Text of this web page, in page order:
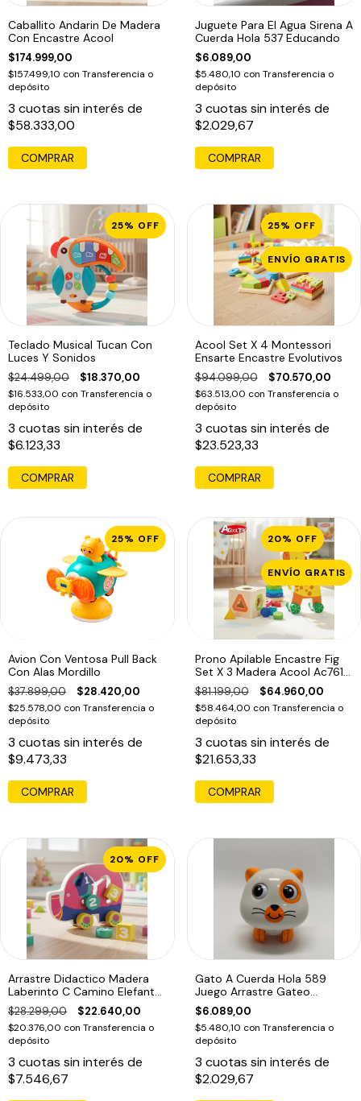
Caballito Andarin De Madera
Con Encastre Acool
$174.999,00
$157.499,10 con Transferencia o
depósito
3 cuotas sin interés de
$58.333,00
Juguete Para El Agua Sirena A
Cuerda Hola 537 Educando
$6.089,00
$5.480,10 con Transferencia o
depósito
3 cuotas sin interés de
$2.029,67
COMPRAR
25% OFF
Teclado Musical Tucan Con
Luces Y Sonidos
$24.499,00 $18.370,00
$16.533,00 con Transferencia o
depósito
3 cuotas sin interés de
$6.123,33
COMPRAR
25% OFF
ENVÍO GRATIS
Acool Set X 4 Montessori
Ensarte Encastre Evolutivos
$94.099,00 $70.570,00
$63.513,00 con Transferencia o
depósito
3 cuotas sin interés de
$23.523,33
COMPRAR
25% OFF
Avion Con Ventosa Pull Back
Con Alas Mordillo
$37.899,00 $28.420,00
$25.578,00 con Transferencia o
depósito
3 cuotas sin interés de
$9.473,33
20% OFF
ENVÍO GRATIS
Prono Apilable Encastre Fig
Set X 3 Madera Acool Ac7611
Full
$81.199,00 $64.960,00
$58.464,00 con Transferencia o
depósito
3 cuotas sin interés de
$21.653,33
COMPRAR
20% OFF
Arrastre Didactico Madera
Laberinto C Camino Elefante
Acool
$28.299,00 $22.640,00
$20.376,00 con Transferencia o
depósito
3 cuotas sin interés de
$7.546,67
Gato A Cuerda Hola 589
Juego Arrastre Gateo
Educando
$6.089,00
$5.480,10 con Transferencia o
depósito
3 cuotas sin interés de
$2.029,67